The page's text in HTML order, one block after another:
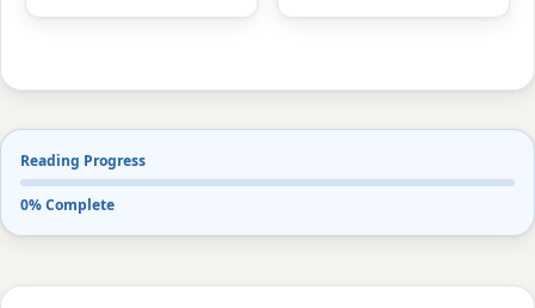
Reading Progress
0% Complete